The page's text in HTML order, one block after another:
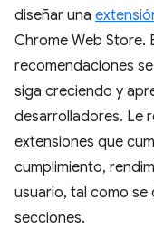
diseñar una
Chrome Web Store.
recomendaciones
siga creciendo y
desarrolladores. Le
extensiones que
cumplimiento,
usuario, tal como se
secciones.